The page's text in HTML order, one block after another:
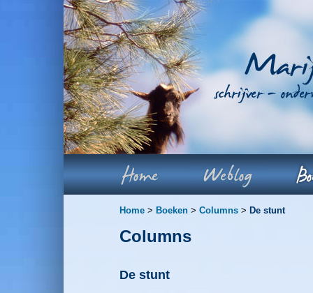
Home > Boeken > Columns > De stunt
Columns
De stunt